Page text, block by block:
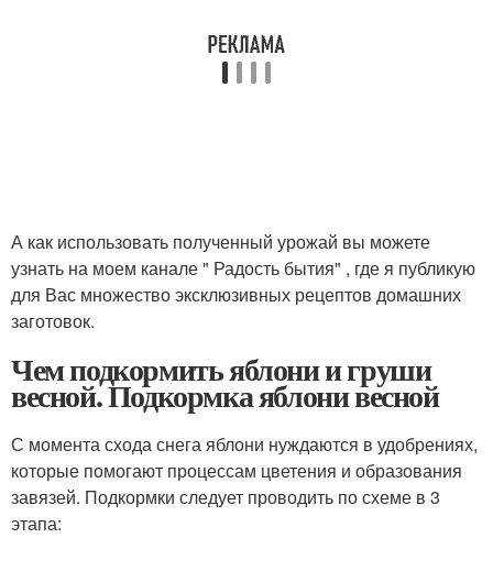
А как использовать полученный урожай вы можете
узнать на моем канале " Радость бытия" , где я публикую
для Вас множество эксклюзивных рецептов домашних
заготовок.
Чем подкормить яблони и груши
весной. Подкормка яблони весной
С момента схода снега яблони нуждаются в удобрениях,
которые помогают процессам цветения и образования
завязей. Подкормки следует проводить по схеме в 3
этапа: